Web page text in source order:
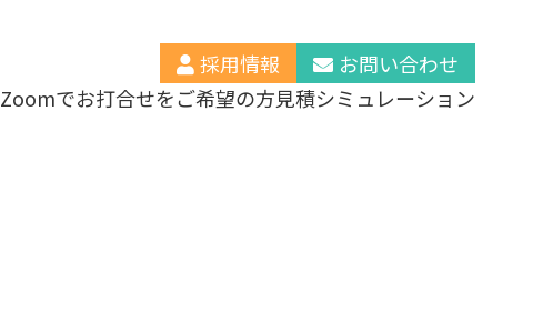
採用情報
お問い合わせ
Zoomでお打合せをご希望の方見積シミュレーション